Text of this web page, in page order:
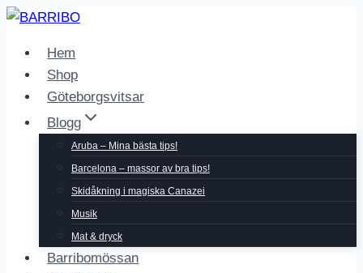
Skip
contentHem
Shop
Göteborgsvitsar
Blogg
Aruba – Mina bästa tips!
Barcelona – massor av bra tips!
Skidåkning i magiska Canazei
Musik
Mat & dryck
Barribomössan